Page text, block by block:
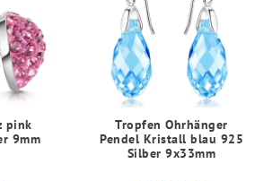
pink
9mm
Tropfen Ohrhänger
Pendel Kristall blau 925
Silber 9x33mm